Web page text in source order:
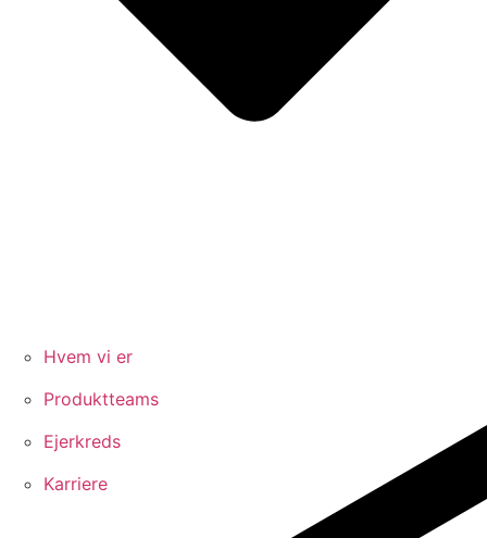
Hvem vi er
Produktteams
Ejerkreds
Karriere